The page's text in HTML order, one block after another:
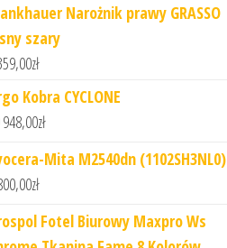
Narożnik prawy GRASSO
szary
zł
Kobra CYCLONE
zł
Mita M2540dn (1102SH3NL0)
zł
Fotel Biurowy Maxpro Ws